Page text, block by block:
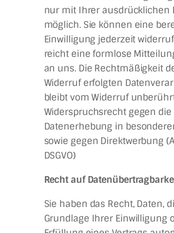
nur mit Ihrer ausdrücklichen
möglich. Sie können eine
Einwilligung jederzeit
reicht eine formlose
an uns. Die Rechtmäßigkeit
Widerruf erfolgten
bleibt vom Widerruf
Widerspruchsrecht gegen die
Datenerhebung in
sowie gegen Direktwerbung
DSGVO)
Recht auf
Sie haben das Recht, Daten,
Grundlage Ihrer Einwilligung